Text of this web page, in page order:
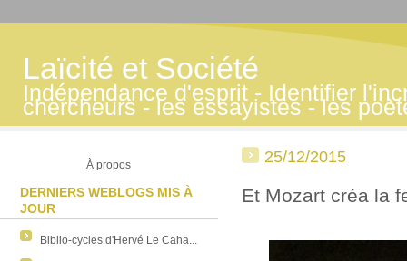
Laïcité et Société
Indépendance d'esprit - Identifier
chercheurs - les essayistes - les
À propos
DERNIERS WEBLOGS MIS À
JOUR
Biblio-cycles d'Hervé Le Caha...
25/12/2015
Et Mozart créa la